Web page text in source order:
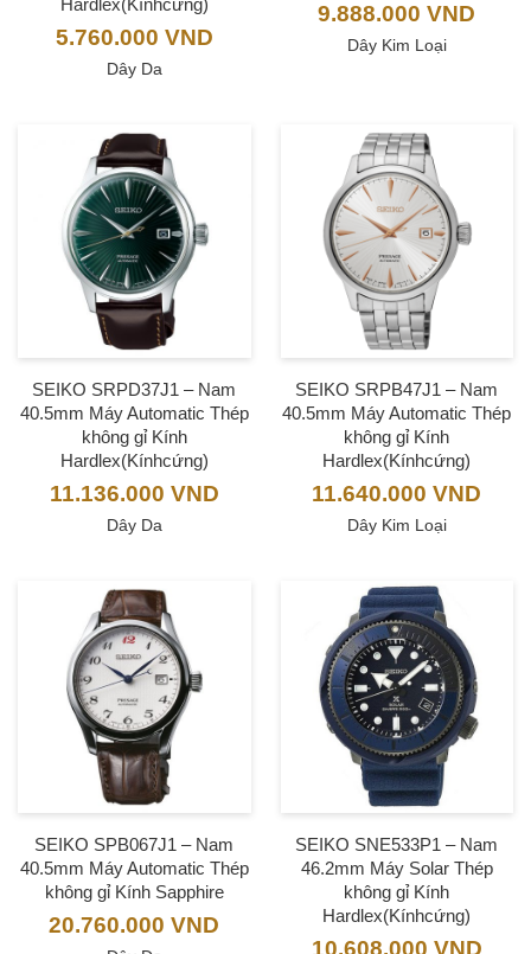
Hardlex(Kínhcứng)
5.760.000 VND
Dây Da
9.888.000VND
Dây Kim Loại
SEIKO SRPD37J1 – Nam
40.5mm Máy Automatic Thép
không gỉ Kính
Hardlex(Kínhcứng)
11.136.000 VND
Dây Da
SEIKO SRPB47J1 – Nam
40.5mm Máy Automatic Thép
không gỉ Kính
Hardlex(Kínhcứng)
11.640.000VND
Dây Kim Loại
SEIKO SPB067J1 – Nam
40.5mm Máy Automatic Thép
không gỉ Kính Sapphire
20.760.000VND
SEIKO SNE533P1 – Nam
46.2mm Máy Solar Thép
không gỉ Kính
Hardlex(Kínhcứng)